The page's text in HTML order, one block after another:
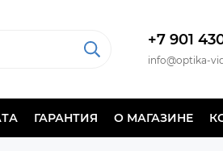
+7 901
info@optika-
ГАРАНТИЯ О МАГАЗИНЕ